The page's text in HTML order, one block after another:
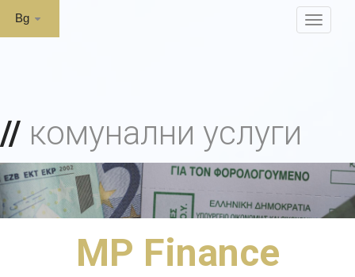
MENU
комунални услуги
MP Finance
Bg